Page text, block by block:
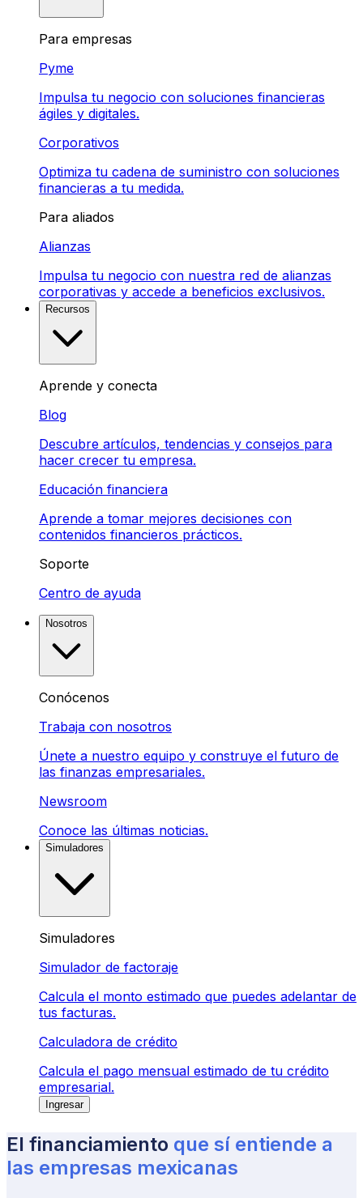
Para empresas
Pyme
Impulsa tu negocio con soluciones financieras
ágiles y digitales.
Corporativos
Optimiza tu cadena de suministro con soluciones
financieras a tu medida.
Para aliados
Alianzas
Impulsa tu negocio con nuestra red de alianzas
corporativas y accede a beneficios exclusivos.
Recursos
Aprende y conecta
Blog
Descubre artículos, tendencias y consejos para
hacer crecer tu empresa.
Educación financiera
Aprende a tomar mejores decisiones con
contenidos financieros prácticos.
Soporte
Centro de ayuda
Nosotros
Conócenos
Trabaja con nosotros
Únete a nuestro equipo y construye el futuro de
las finanzas empresariales.
Newsroom
Conoce las últimas noticias.
Simuladores
Simuladores
Simulador de factoraje
Calcula el monto estimado que puedes adelantar de
tus facturas.
Calculadora de crédito
Calcula el pago mensual estimado de tu crédito
empresarial.
Ingresar
El financiamiento que sí entiende a
las empresas mexicanas